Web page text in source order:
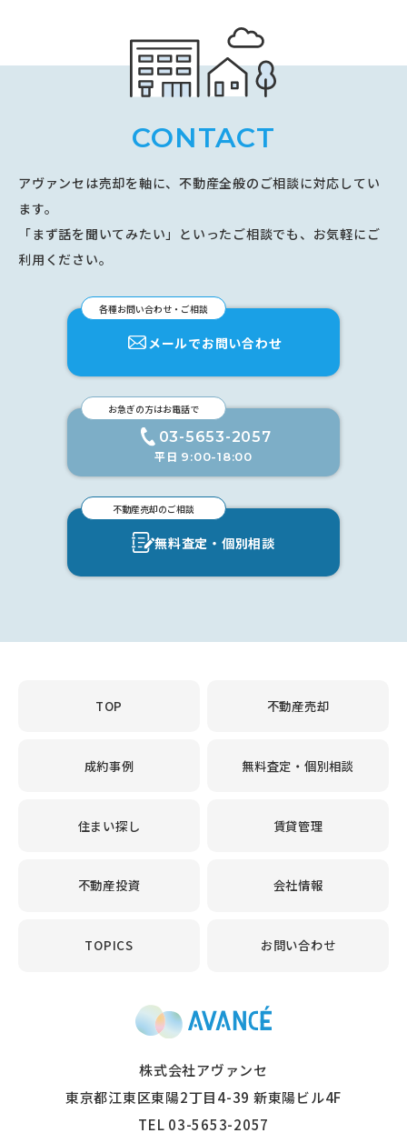
CONTACT
アヴァンセは売却を軸に、不動産全般のご相談に対応してい
ます。
「まず話を聞いてみたい」といったご相談でも、お気軽にご
利用ください。
各種お問い合わせ・ご相談
メールでお問い合わせ
お急ぎの方はお電話で
03-5653-2057
平日 9:00-18:00
不動産売却のご相談
無料査定・個別相談
TOP 不動産売却
成約事例 無料査定・個別相談
住まい探し 賃貸管理
不動産投資 会社情報
TOPICS お問い合わせ
株式会社アヴァンセ
東京都江東区東陽2丁目4-39 新東陽ビル4F
TEL 03-5653-2057